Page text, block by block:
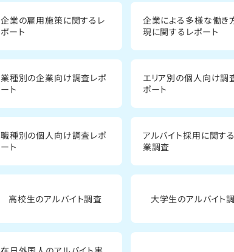
企業の雇用施策に関するレ
ポート
企業による多様な働き
現に関するレポート
業種別の企業向け調査レポ
ート
エリア別の個人向け調
ポート
職種別の個人向け調査レポ
ート
アルバイト採用に関す
業調査
高校生のアルバイト調査 大学生のアルバイト